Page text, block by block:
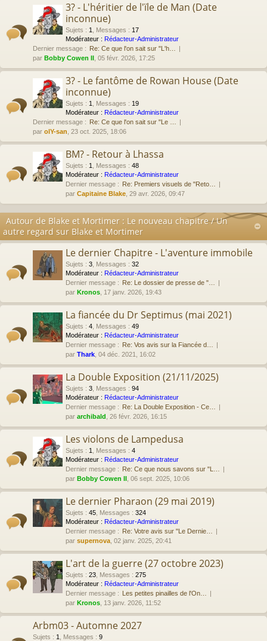
3? - L'héritier de l'ïle de Man (Date
inconnue)
Sujets : 1 Messages : 17
Modérateur : Rédacteur-Administrateur
Dernier message : Re: Ce que l'on sait sur "L'h…
par Bobby Cowen II , 05 févr. 2026, 17:25
3? - Le fantôme de Rowan House (Date
inconnue)
Sujets : 1 Messages : 19
Modérateur : Rédacteur-Administrateur
Dernier message : Re: Ce que l'on sait sur "Le …
par olY-san , 23 oct. 2025, 18:06
BM? - Retour à Lhassa
Sujets : 1 Messages : 48
Modérateur : Rédacteur-Administrateur
Dernier message : Re: Premiers visuels de "Reto…
par Capitaine Blake , 29 avr. 2026, 09:47
Autour de Blake et Mortimer : Le nouveau chapitre / Un
autre regard sur Blake et Mortimer
Le dernier Chapitre - L'aventure immobile
Sujets : 3 Messages : 32
Modérateur : Rédacteur-Administrateur
Dernier message : Re: Le dossier de presse de "…
par Kronos , 17 janv. 2026, 19:43
La fiancée du Dr Septimus (mai 2021)
Sujets : 4 Messages : 49
Modérateur : Rédacteur-Administrateur
Dernier message : Re: Vos avis sur la Fiancée d…
par Thark , 04 déc. 2021, 16:02
La Double Exposition (21/11/2025)
Sujets : 3 Messages : 94
Modérateur : Rédacteur-Administrateur
Dernier message : Re: La Double Exposition - Ce…
par archibald , 26 févr. 2026, 16:15
Les violons de Lampedusa
Sujets : 1 Messages : 4
Modérateur : Rédacteur-Administrateur
Dernier message : Re: Ce que nous savons sur "L…
par Bobby Cowen II , 06 sept. 2025, 10:06
Le dernier Pharaon (29 mai 2019)
Sujets : 45 Messages : 324
Modérateur : Rédacteur-Administrateur
Dernier message : Re: Votre avis sur "Le Dernie…
par supernova , 02 janv. 2025, 20:41
L'art de la guerre (27 octobre 2023)
Sujets : 23 Messages : 275
Modérateur : Rédacteur-Administrateur
Dernier message : Les petites pinailles de l'On…
par Kronos , 13 janv. 2026, 11:52
Arbm03 - Automne 2027
Sujets : 1 Messages : 9